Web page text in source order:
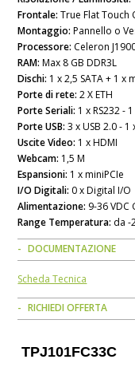
Frontale: True Flat Touch
Montaggio: Pannello o
Processore: Celeron
RAM: Max 8 GB DDR3L
Dischi: 1 x 2,5 SATA + 1 x
Porte di rete: 2 X ETH
Porte Seriali: 1 x RS232 -
Porte USB: 3 x USB 2.0 - 1
Uscite Video: 1 x HDMI
Webcam: 1,5 M
Espansioni: 1 x miniPCIe
I/O Digitali: 0 x Digital I/O
Alimentazione: 9-36 VDC
Range Temperatura: da -
DOCUMENTAZIONE
Scheda Tecnica
RICHIEDI OFFERTA
TPJ101FC33C